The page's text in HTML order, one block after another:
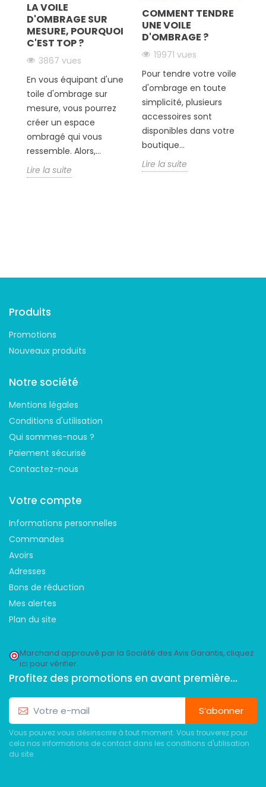
LA VOILE
D'OMBRAGE SUR
MESURE, POURQUOI
C'EST TOP ?
3867 vues
En vous équipant d'une
toile d'ombrage sur
mesure, vous pourrez
créer un espace
ombragé qui vous
ressemble. Alors,...
Lire la suite
COMMENT TENDRE
UNE VOILE
D'OMBRAGE ?
19971 vues
Pour tendre votre voile
d'ombrage en toute
simplicité, plusieurs
accessoires sont
disponibles dans votre
boutique...
Lire la suite
Produits
Promotions
Nouveaux produits
Notre société
Mentions légales
Conditions d'utilisation
Qui sommes-nous ?
Paiement sécurisé
Contactez-nous
Votre compte
Informations personnelles
Commandes
Avoirs
Adresses
Bons de réduction
Mes alertes
Plan du site
Marchand approuvé par la Société des Avis Garantis, cliquez
ici pour vérifier.
Profitez des promotions en avant première...
S’abonner
Vous pouvez vous désinscrire à tout moment. Vous trouverez pour
cela nos informations de contact dans les conditions d'utilisation
du site.